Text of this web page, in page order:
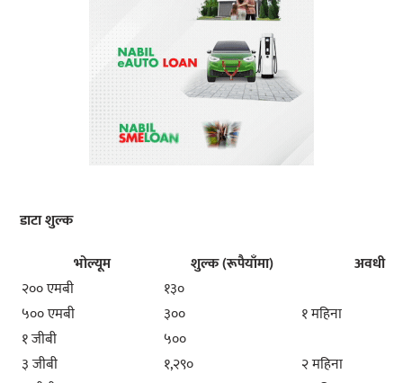
डाटा शुल्क
भोल्यूम
शुल्क (रूपैयाँमा)
अवधी
२०० एमबी
१३०
१ महिना
५०० एमबी
३००
१ जीबी
५००
३ जीबी
१,२९०
२ महिना